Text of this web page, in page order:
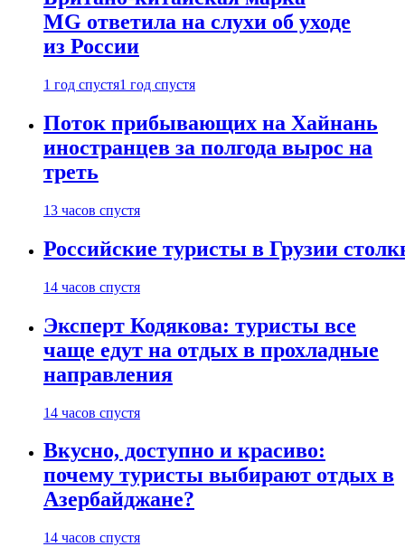
MG ответила на слухи об уходе
из России
1 год спустя1 год спустя
Поток прибывающих на Хайнань
иностранцев за полгода вырос на
треть
13 часов спустя
Российские туристы в Грузии
14 часов спустя
Эксперт Кодякова: туристы все
чаще едут на отдых в прохладные
направления
14 часов спустя
Вкусно, доступно и красиво:
почему туристы выбирают отдых в
Азербайджане?
14 часов спустя